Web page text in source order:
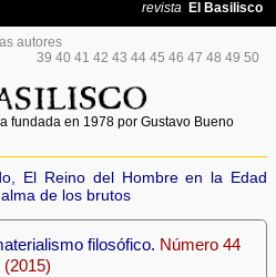
autores
39 40 41 42 43 44 45 46 47 48 49 50
fundada en 1978 por Gustavo Bueno
El Reino del Hombre en la Edad
de los brutos
filosófico. Número 44
(2015)